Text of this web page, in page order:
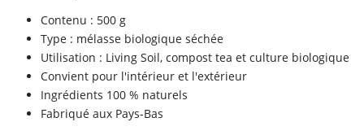
Contenu : 500 g
Type : mélasse biologique séchée
Utilisation : Living Soil, compost tea et culture biologique
Convient pour l'intérieur et l'extérieur
Ingrédients 100 % naturels
Fabriqué aux Pays-Bas